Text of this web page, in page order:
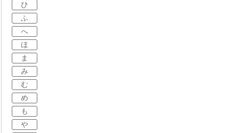
ひ
ふ
へ
ほ
ま
み
む
め
も
や